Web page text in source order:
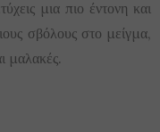
μια πιο έντονη και
σβόλους στο μείγμα,
μαλακές.